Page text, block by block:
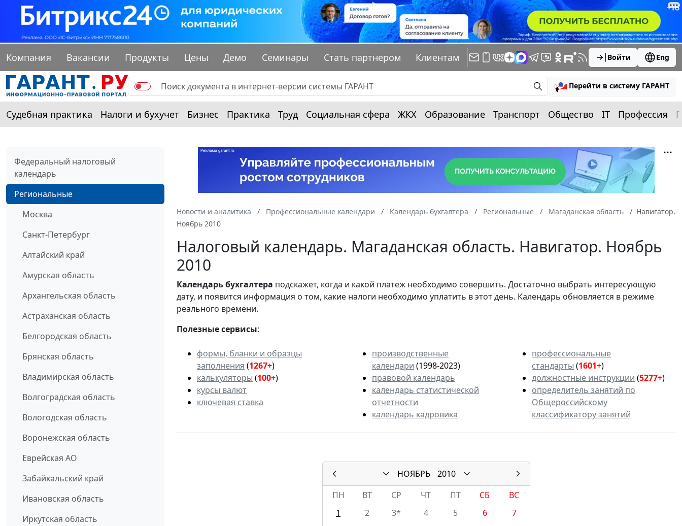
Компания Вакансии Продукты Цены Демо Семинары Стать партнером Клиентам Войти Eng
Перейти в систему ГАРАНТ
Судебная практика Налоги и бухучет Бизнес Практика Труд Социальная сфера ЖКХ Образование Транспорт Общество IT Профессия
Федеральный налоговый
календарь
Региональные
Москва
Санкт-Петербург
Алтайский край
Амурская область
Архангельская область
Астраханская область
Белгородская область
Брянская область
Владимирская область
Волгоградская область
Вологодская область
Воронежская область
Еврейская АО
Забайкальский край
Ивановская область
Иркутская область
Новости и аналитика Профессиональные календари Календарь бухгалтера Региональные Магаданская область
Навигатор.
Ноябрь 2010
Налоговый календарь. Магаданская область. Навигатор. Ноябрь
2010
Календарьбухгалтера подскажет, когда и какой платеж необходимо совершить. Достаточно выбрать интересующую
дату, и появится информация о том, какие налоги необходимо уплатить в этот день. Календарь обновляется в режиме
реального времени.
Полезные сервисы:
формы, бланки и образцы
заполнения (1267+)
калькуляторы (100+)
курсы валют
ключевая ставка
производственные
календари (1998-2023)
правовой календарь
календарь статистической
отчетности
календарь кадровика
профессиональные
стандарты (1601+)
должностные инструкции (5277+)
определитель занятий по
Общероссийскому
классификатору занятий
НОЯБРЬ
2010
ПН
ВТ СР ЧТ ПТ СБ
ВС
1
2 3* 4 5 6
7